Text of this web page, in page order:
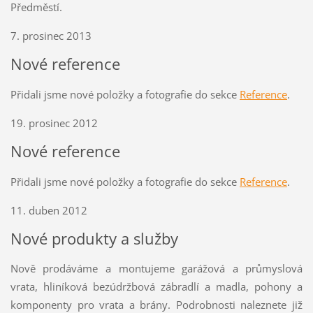
Předměstí.
7. prosinec 2013
Nové reference
Přidali jsme nové položky a fotografie do sekce Reference.
19. prosinec 2012
Nové reference
Přidali jsme nové položky a fotografie do sekce Reference.
11. duben 2012
Nové produkty a služby
Nově prodáváme a montujeme garážová a průmyslová
vrata, hliníková bezúdržbová zábradlí a madla, pohony a
komponenty pro vrata a brány. Podrobnosti naleznete již